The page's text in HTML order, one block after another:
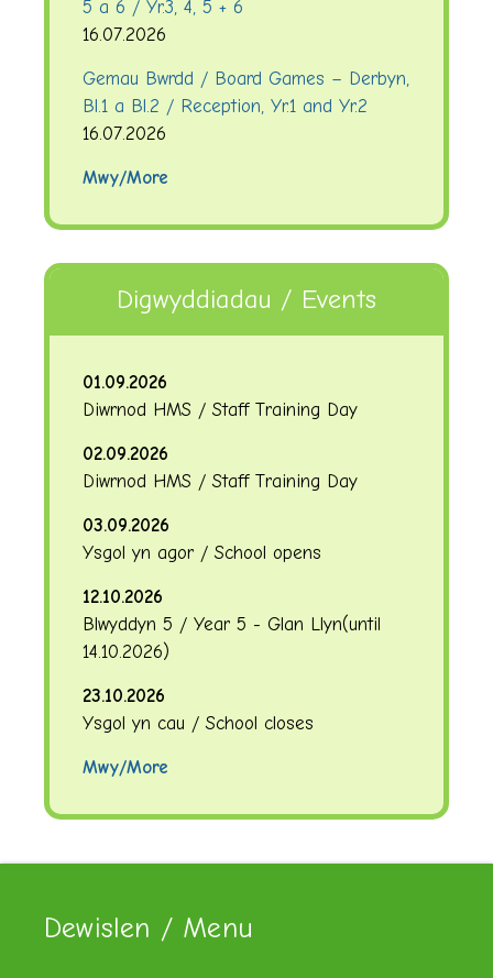
5 a 6 / Yr.3, 4, 5 + 6
16.07.2026
Gemau Bwrdd / Board Games – Derbyn,
Bl.1 a Bl.2 / Reception, Yr.1 and Yr.2
16.07.2026
Mwy/More
Digwyddiadau / Events
01.09.2026
Diwrnod HMS / Staff Training Day
02.09.2026
Diwrnod HMS / Staff Training Day
03.09.2026
Ysgol yn agor / School opens
12.10.2026
Blwyddyn 5 / Year 5 - Glan Llyn(until
14.10.2026)
23.10.2026
Ysgol yn cau / School closes
Mwy/More
Dewislen / Menu